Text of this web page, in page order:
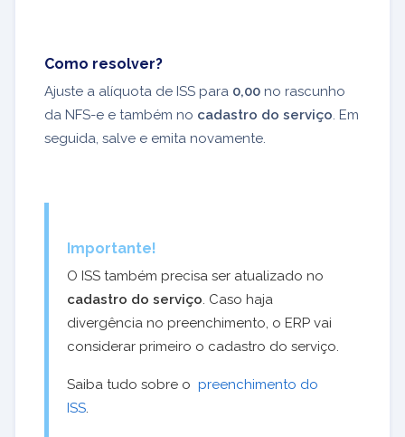
Como resolver?
Ajuste a alíquota de ISS para 0,00 no rascunho
da NFS-e e também no cadastro do serviço. Em
seguida, salve e emita novamente.
Importante!
O ISS também precisa ser atualizado no
cadastro do serviço . Caso haja
divergência no preenchimento, o ERP vai
considerar primeiro o cadastro do serviço.
Saiba tudo sobre o preenchimento do
ISS